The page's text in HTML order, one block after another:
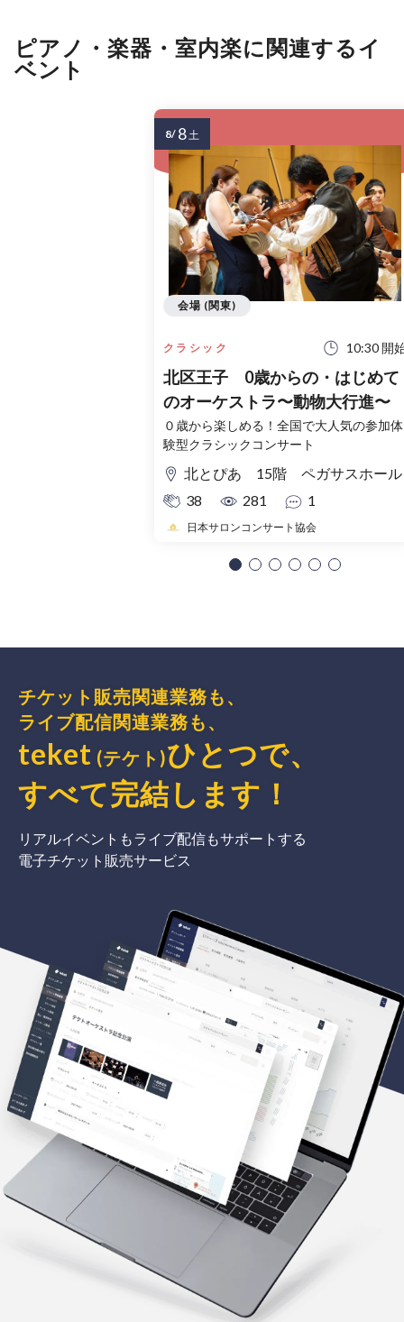
ピアノ・楽器・室内楽に関連するイ
ベント
クラシック 10:30 開
北区王子 0歳からの・はじめて
のオーケストラ〜動物大行進〜
０歳から楽しめる！全国で大人気の参加体
験型クラシックコンサート
北とぴあ 15階 ペガサスホール
38
281 1
日本サロンコンサート協会
会場 (関東)
8/ 8土
チケット販売関連業務も、
ライブ配信関連業務も、
teket (テケト)ひとつで、
すべて完結 します ！
リアルイベントもライブ配信もサポートする
電子チケット販売サービス